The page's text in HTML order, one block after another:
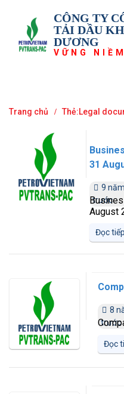
CÔNG TY
TẢI DẦU
DƯƠNG
VỮNG
Trang chủ Thẻ:Legal
9 năm
trước
31
August
Đọc tiếp
8
trước
Đọc